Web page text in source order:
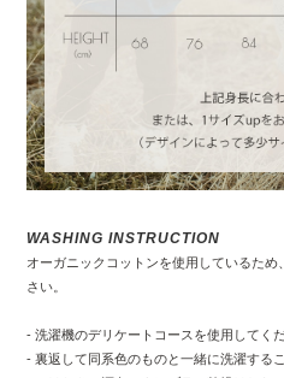
WASHING INSTRUCTION
オーガニックコットンを使用しているた
さい。
- 洗濯機のデリケートコースを使用してく
- 裏返して同系色のものと一緒に洗濯する